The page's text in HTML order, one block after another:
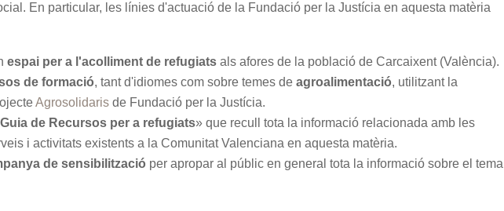
En particular, les línies d'actuació de la Fundació per la Justícia en aquesta matèria
espai per a l'acolliment de refugiats als afores de la població de Carcaixent (València).
de formació, tant d'idiomes com sobre temes deagroalimentació, utilitzant la
Agrosolidaris de Fundació per la Justícia.
Guia de Recursos per a refugiats» que recull tota la informació relacionada amb les
i activitats existents a la Comunitat Valenciana en aquesta matèria.
de sensibilització per apropar al públic en general tota la informació sobre el tema